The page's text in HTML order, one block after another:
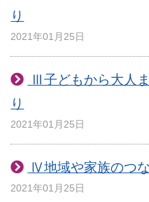
り
2021年01月25日
Ⅲ子どもから大人
り
2021年01月25日
Ⅳ地域や家族のつ
2021年01月25日